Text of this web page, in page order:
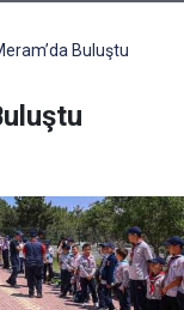
Buluştu